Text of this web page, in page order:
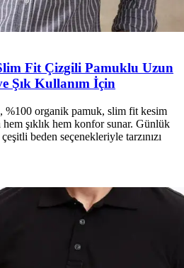
Fit Çizgili Pamuklu Uzun
Şık Kullanım İçin
organik pamuk, slim fit kesim
şıklık hem konfor sunar. Günlük
beden seçenekleriyle tarzınızı